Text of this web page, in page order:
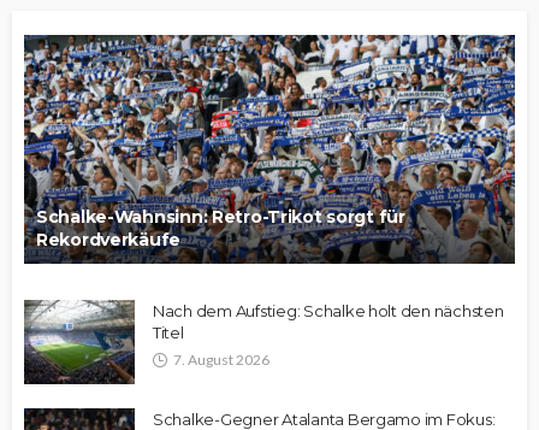
Schalke-Wahnsinn: Retro-Trikot sorgt für
Rekordverkäufe
Nach dem Aufstieg: Schalke holt den nächsten
Titel
7. August 2026
Schalke-Gegner Atalanta Bergamo im Fokus: